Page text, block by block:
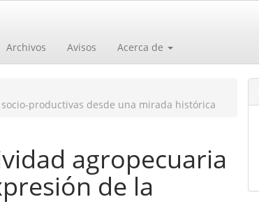
Archivos Avisos Acerca de
productivas desde una mirada histórica
agropecuaria
de la